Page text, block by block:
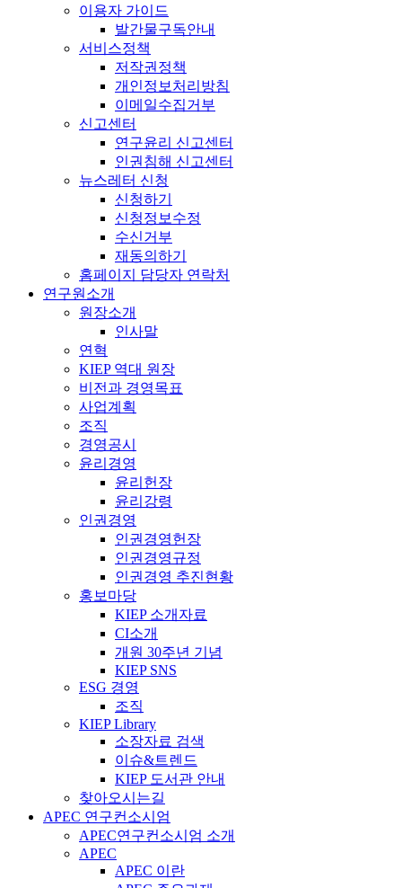
이용자 가이드
발간물구독안내
서비스정책
저작권정책
개인정보처리방침
이메일수집거부
신고센터
연구윤리 신고센터
인권침해 신고센터
뉴스레터 신청
신청하기
신청정보수정
수신거부
재동의하기
홈페이지 담당자 연락처
연구원소개
원장소개
인사말
연혁
KIEP 역대 원장
비전과 경영목표
사업계획
조직
경영공시
윤리경영
윤리헌장
윤리강령
인권경영
인권경영헌장
인권경영규정
인권경영 추진현황
홍보마당
KIEP 소개자료
CI소개
개원 30주년 기념
KIEP SNS
ESG 경영
조직
KIEP Library
소장자료 검색
이슈&트렌드
KIEP 도서관 안내
찾아오시는길
APEC 연구컨소시엄
APEC연구컨소시엄 소개
APEC
APEC 이란